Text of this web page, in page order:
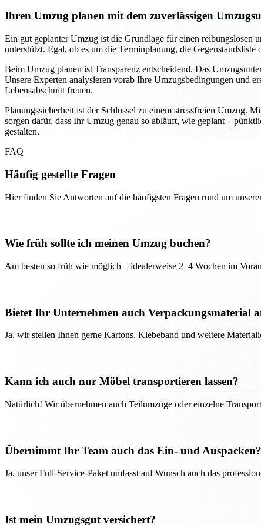
Ihren Umzug planen mit dem zuverlässigen
Ein gut geplanter Umzug ist die Grundlage für einen reibungslosen
unterstützt. Egal, ob es um die Terminplanung, die
Beim Umzug planen ist Transparenz entscheidend. Das
Unsere Experten analysieren vorab Ihre Umzugsbedingungen und
Lebensabschnitt freuen.
Planungssicherheit ist der Schlüssel zu einem stressfreien Umzug.
sorgen dafür, dass Ihr Umzug genau so abläuft, wie geplant –
gestalten.
FAQ
Häufig gestellte Fragen
Hier finden Sie Antworten auf die häufigsten Fragen rund um
Wie früh sollte ich meinen Umzug buchen?
Am besten so früh wie möglich – idealerweise 2–4 Wochen im
Bietet Ihr Unternehmen auch Verpackungsmaterial
Ja, wir stellen Ihnen gerne Kartons, Klebeband und weitere
Kann ich auch nur Möbel transportieren lassen?
Natürlich! Wir übernehmen auch Teilumzüge oder einzelne
Übernimmt Ihr Team auch das Ein- und Auspacken?
Ja, unser Full-Service-Paket umfasst auf Wunsch auch das
Ist mein Umzugsgut versichert?